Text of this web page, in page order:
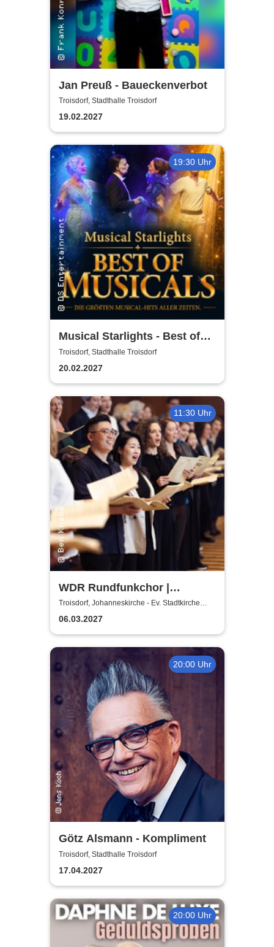
Jan Preuß - Baueckenverbot
Troisdorf, Stadthalle Troisdorf
19.02.2027
19:30 Uhr
Musical Starlights - Best of
Musicals
Troisdorf, Stadthalle Troisdorf
20.02.2027
11:30 Uhr
WDR Rundfunkchor |
Kommissar Krächz in der
Kirche
Troisdorf, Johanneskirche - Ev. Stadtkirche
Troisdorf
06.03.2027
20:00 Uhr
Götz Alsmann - Kompliment
Troisdorf, Stadthalle Troisdorf
17.04.2027
20:00 Uhr